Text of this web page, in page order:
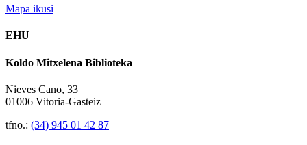
Mapa ikusi
EHU
Koldo Mitxelena Biblioteka
Nieves Cano, 33
01006 Vitoria-Gasteiz
tfno.: (34) 945 01 42 87